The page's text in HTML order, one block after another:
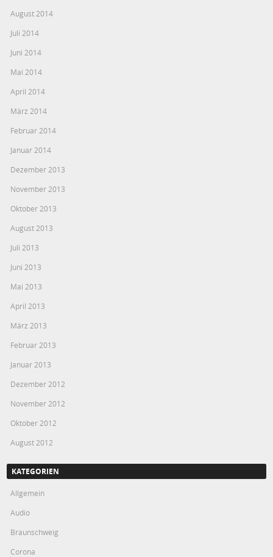
August 2014
Juli 2014
Juni 2014
Mai 2014
April 2014
März 2014
Februar 2014
Januar 2014
Dezember 2013
November 2013
Oktober 2013
August 2013
Juli 2013
Juni 2013
Mai 2013
April 2013
März 2013
Februar 2013
Januar 2013
Dezember 2012
November 2012
Oktober 2012
August 2012
KATEGORIEN
Allgemein
Audio
Braunschweig
Corona